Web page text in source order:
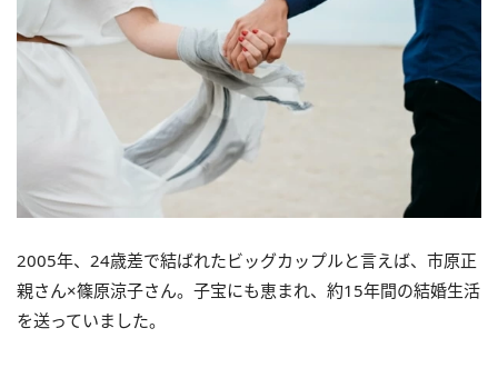
2005年、24歳差で結ばれたビッグカップルと言えば、市原正
親さん×篠原涼子さん。子宝にも恵まれ、約15年間の結婚生活
を送っていました。